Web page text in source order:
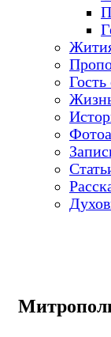
Гость